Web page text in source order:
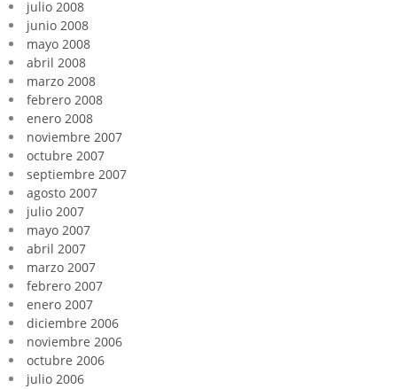
julio 2008
junio 2008
mayo 2008
abril 2008
marzo 2008
febrero 2008
enero 2008
noviembre 2007
octubre 2007
septiembre 2007
agosto 2007
julio 2007
mayo 2007
abril 2007
marzo 2007
febrero 2007
enero 2007
diciembre 2006
noviembre 2006
octubre 2006
julio 2006